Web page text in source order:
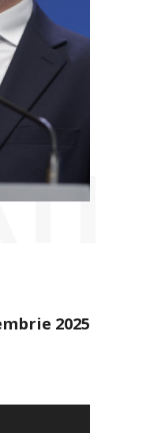
2025